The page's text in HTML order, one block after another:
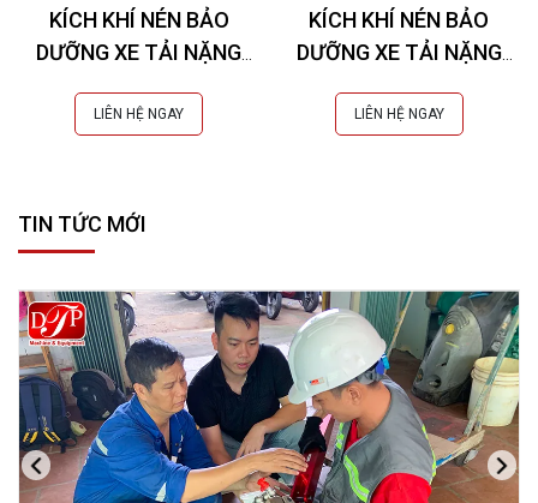
KÍCH KHÍ NÉN BẢO
DƯỠNG XE TẢI NẶNG
LIÊN HỆ NGAY
KÍCH KHÍ NÉN BẢO
DƯỠNG XE TẢI NẶNG
LIÊN HỆ NGAY
TIN TỨC MỚI